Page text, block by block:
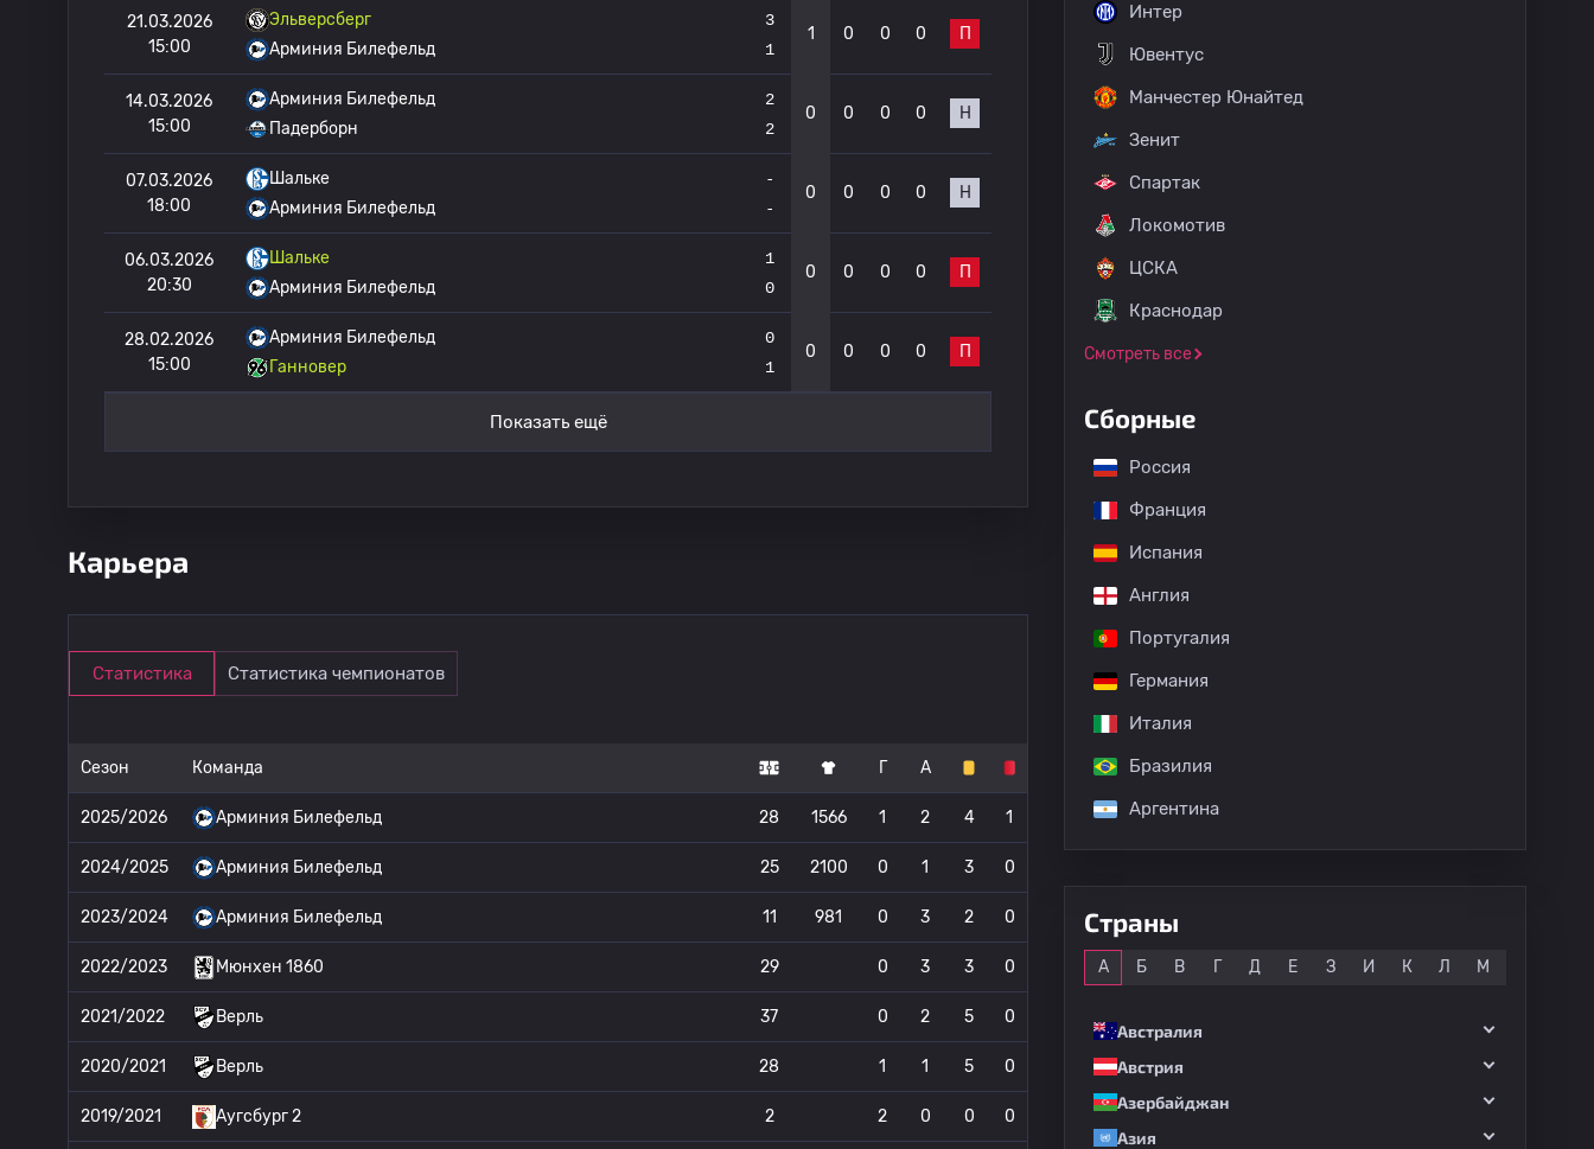
21.03.2026
15:00
Эльверсберг
Арминия Билефельд
3
1
1 0 0 0 П
14.03.2026
15:00
Арминия Билефельд
Падерборн
2
2
0 0 0 0 Н
07.03.2026
18:00
Шальке
Арминия Билефельд
-
-
0 0 0 0 Н
06.03.2026
20:30
Шальке
Арминия Билефельд
1
0
0 0 0 0 П
28.02.2026
15:00
Арминия Билефельд
Ганновер
0
1
0 0 0 0 П
Показать ещё
Карьера
Статистика Статистика чемпионатов
Сезон Команда Г А
2025/2026 Арминия Билефельд 28 1566 1 2 4 1
2024/2025 Арминия Билефельд 25 2100 0 1 3 0
2023/2024 Арминия Билефельд 11 981 0 3 2 0
2022/2023 Мюнхен 1860 29 0 3 3 0
2021/2022 Верль 37 0 2 5 0
2020/2021 Верль 28 1 1 5 0
2019/2021 Аугсбург 2 2 2 0 0 0
Интер
Ювентус
Манчестер Юнайтед
Зенит
Спартак
Локомотив
ЦСКА
Краснодар
Смотреть все
Сборные
Россия
Франция
Испания
Англия
Португалия
Германия
Италия
Бразилия
Аргентина
Страны
А Б В Г Д Е З И К Л М
Австралия
Австрия
Азербайджан
Азия